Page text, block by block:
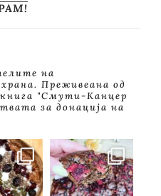
на
Преживеана од
"Смути-Канцер
за донација на